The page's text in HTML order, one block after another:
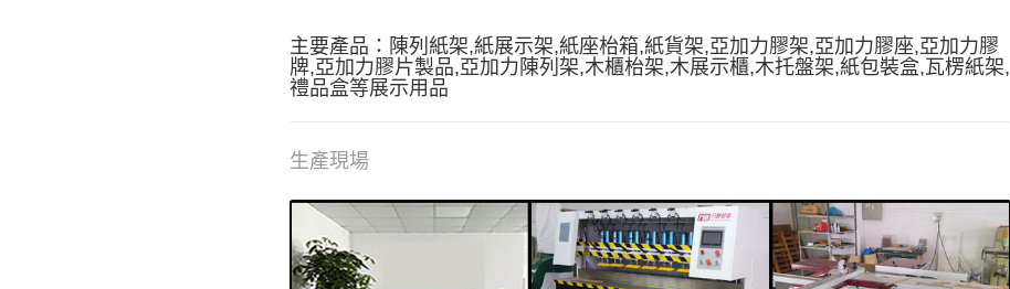
主要產品：陳列紙架,紙展示架,紙座枱箱,紙貨架,亞加力膠架,亞加力膠座,亞加力膠
牌,亞加力膠片製品,亞加力陳列架,木櫃枱架,木展示櫃,木托盤架,紙包裝盒,瓦楞紙架,
禮品盒等展示用品
生產現場